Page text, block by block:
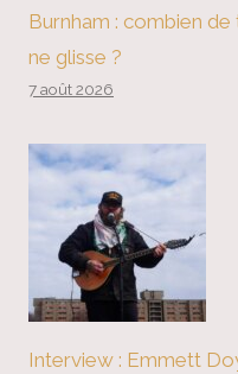
Burnham : combien
ne glisse ?
7 août 2026
Interview : Emmett